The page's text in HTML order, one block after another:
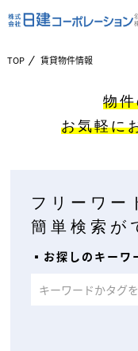
TOP 賃貸物件情報
物
お気軽に
フリーワー
簡単検索が
▪︎お探しのキーワ